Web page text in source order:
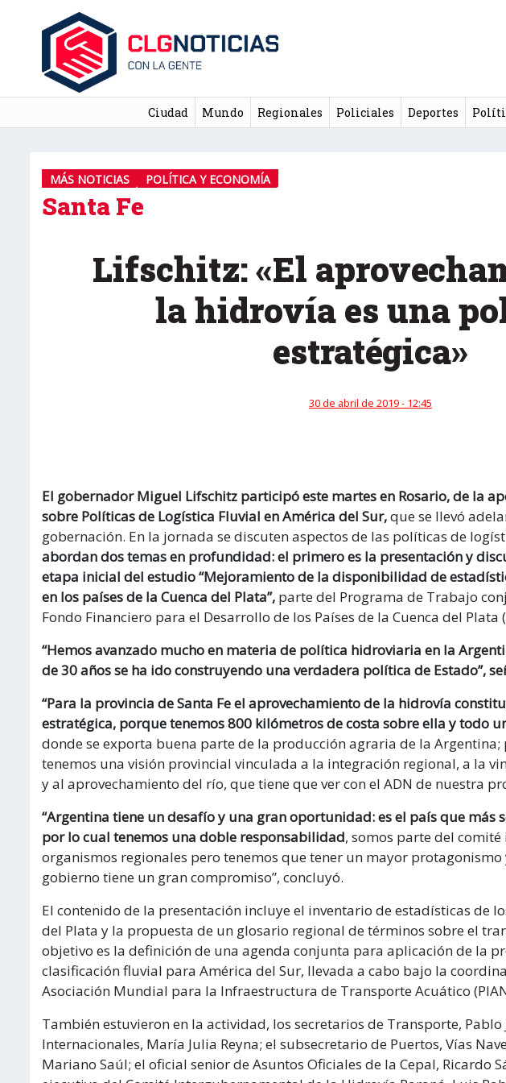
Ciudad Mundo Regionales Policiales Deportes
MÁS NOTICIAS POLÍTICA Y ECONOMÍA
Santa Fe
Lifschitz: «El
la hidrovía es una
estratégica»
30 de abril de 2019 - 12:45
El gobernador Miguel Lifschitz participó este martes en Rosario, de la
sobre Políticas de Logística Fluvial en América del Sur,que se llevó
gobernación. En la jornada se discuten aspectos de las políticas de
abordan dos temas en profundidad: el primero es la presentación y
etapa inicial del estudio “Mejoramiento de la disponibilidad de
en los países de la Cuenca del Plata”, parte del Programa de Trabajo
Fondo Financiero para el Desarrollo de los Países de la Cuenca del Plata
“Hemos avanzado mucho en materia de política hidroviaria en la
de 30 años se ha ido construyendo una verdadera política de Estado”,
“Para la provincia de Santa Fe el aprovechamiento de la hidrovía
estratégica, porque tenemos 800 kilómetros de costa sobre ella y todo
donde se exporta buena parte de la producción agraria de la
tenemos una visión provincial vinculada a la integración regional, a la
y al aprovechamiento del río, que tiene que ver con el ADN de nuestra
“Argentina tiene un desafío y una gran oportunidad: es el país que más
por lo cual tenemos una doble responsabilidad, somos parte del
organismos regionales pero tenemos que tener un mayor protagonismo
gobierno tiene un gran compromiso”, concluyó.
El contenido de la presentación incluye el inventario de estadísticas de
del Plata y la propuesta de un glosario regional de términos sobre el
objetivo es la definición de una agenda conjunta para aplicación de la
clasificación fluvial para América del Sur, llevada a cabo bajo la
Asociación Mundial para la Infraestructura de Transporte Acuático
También estuvieron en la actividad, los secretarios de Transporte, Pablo
Internacionales, María Julia Reyna; el subsecretario de Puertos, Vías
Mariano Saúl; el oficial senior de Asuntos Oficiales de la Cepal, Ricardo